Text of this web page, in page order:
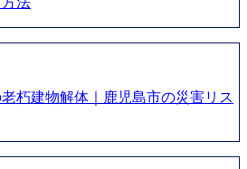
朽建物解体｜鹿児島市の災害リス